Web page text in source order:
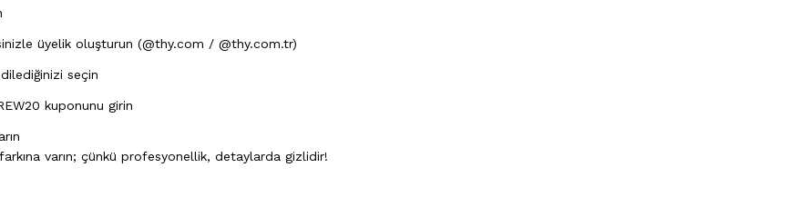
üyelik oluşturun (@thy.com / @thy.com.tr)
seçin
kuponunu girin
farkına varın; çünkü profesyonellik, detaylarda gizlidir!